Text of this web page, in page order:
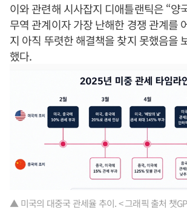
이와 관련해 시사잡지 디애틀랜틱은 “양
무역 관계이자 가장 난해한 경쟁 관계를
지 아직 뚜렷한 해결책을 찾지 못했음을
했다.
▲ 미국의 대중국 관세율 추이. < 그래픽 출처 챗